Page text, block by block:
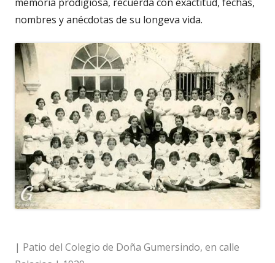
memoria prodigiosa, recuerda con exactitud, fechas,
nombres y anécdotas de su longeva vida.
| Patio del Colegio de Doña Gumersindo, en calle